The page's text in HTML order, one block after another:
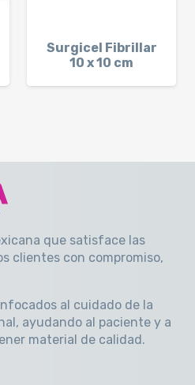
Surgicel Fibrillar
10 x 10 cm
que satisface las
clientes con compromiso,
al cuidado de la
ayudando al paciente y a
material de calidad.